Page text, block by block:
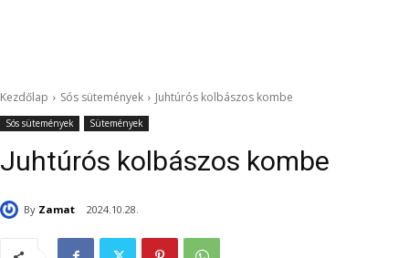
Kezdőlap Sós sütemények Juhtúrós kolbászos kombe
Sós sütemények Sütemények
Juhtúrós kolbászos kombe
By Zamat 2024.10.28.